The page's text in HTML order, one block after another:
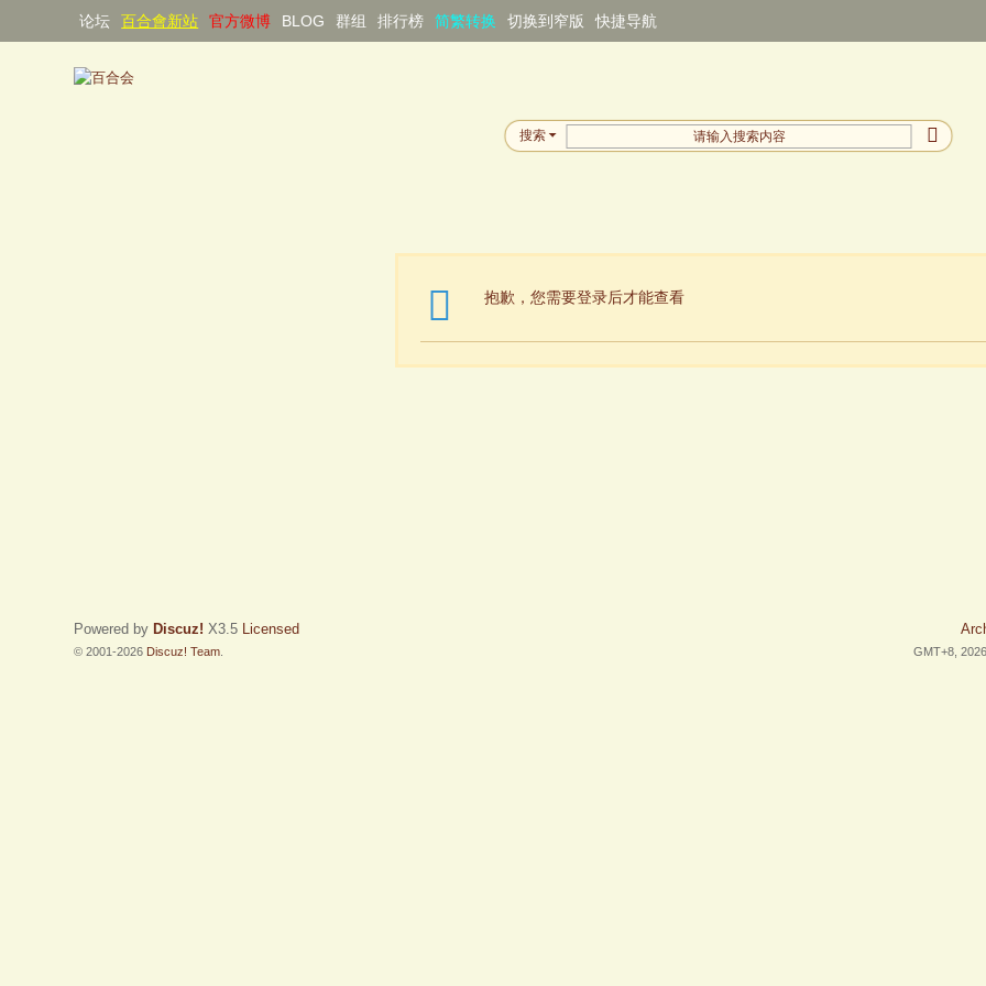
论坛 百合會新站 官方微博 BLOG 群组 排行榜 简繁转换 切换到窄版 快捷导航
搜索
抱歉，您需要登录后才能查看
GMT+8,
Powered by Discuz! X3.5 Licensed
© 2001-2026 Discuz! Team